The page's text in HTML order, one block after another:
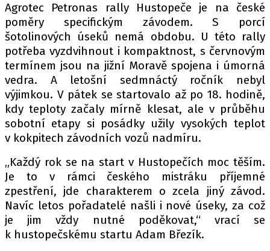
MOTORSPORT
PIT LANE
ČEŠI V AKCI
FIA CEZ & POHÁRY
MEZINÁRODNÍ SCÉNA
SLEDUJTE NÁS NA|
Máte příběh, fotku nebo video?
Pošlete e-mail na autoroad.cz
ETICKÝ KODEX
Agrotec Petronas rally Hustopeče je na české
poměry specifickým závodem. S porcí
šotolinových úseků nemá obdobu. U této rally
potřeba vyzdvihnout i kompaktnost, s červnovým
termínem jsou na jižní Moravě spojena i úmorná
vedra. A letošní sedmnáctý ročník nebyl
výjimkou. V pátek se startovalo až po 18. hodině,
kdy teploty začaly mírně klesat, ale v průběhu
sobotní etapy si posádky užily vysokých teplot
v kokpitech závodních vozů nadmíru.
„Každý rok se na start v Hustopečích moc těším.
Je to v rámci českého mistráku příjemné
zpestření, jde charakterem o zcela jiný závod.
Navíc letos pořadatelé našli i nové úseky, za což
je jim vždy nutné poděkovat,“ vrací se
k hustopečskému startu Adam Březík.